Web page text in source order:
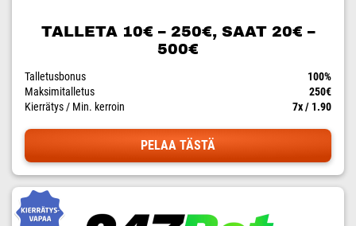
TALLETA 10€ – 250€, SAAT 20€ –
500€
Talletusbonus
100%
Maksimitalletus
250€
Kierrätys / Min. kerroin
7x / 1.90
PELAA TÄSTÄ